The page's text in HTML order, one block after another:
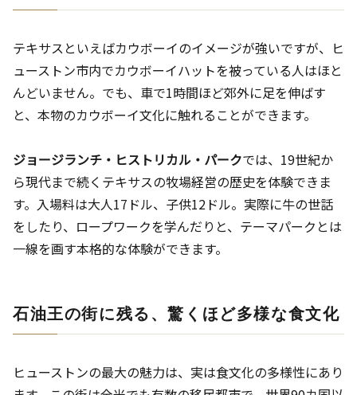
テキサスといえばカウボーイのイメージが強いですが、ヒ
ューストン市内でカウボーイハットを被っている人はほと
んどいません。でも、車で1時間ほど郊外に足を伸ばす
と、本物のカウボーイ文化に触れることができます。
ジョージランチ・ヒストリカル・パークでは、19世紀か
ら現代まで続くテキサスの牧場経営の歴史を体験できま
す。入場料は大人17ドル、子供12ドル。実際に牛の世話
をしたり、ロープワークを学んだりと、テーマパークとは
一線を画す本格的な体験ができます。
石油王の街に残る、驚くほど多様な食文化
ヒューストンの最大の魅力は、実は食文化の多様性にあり